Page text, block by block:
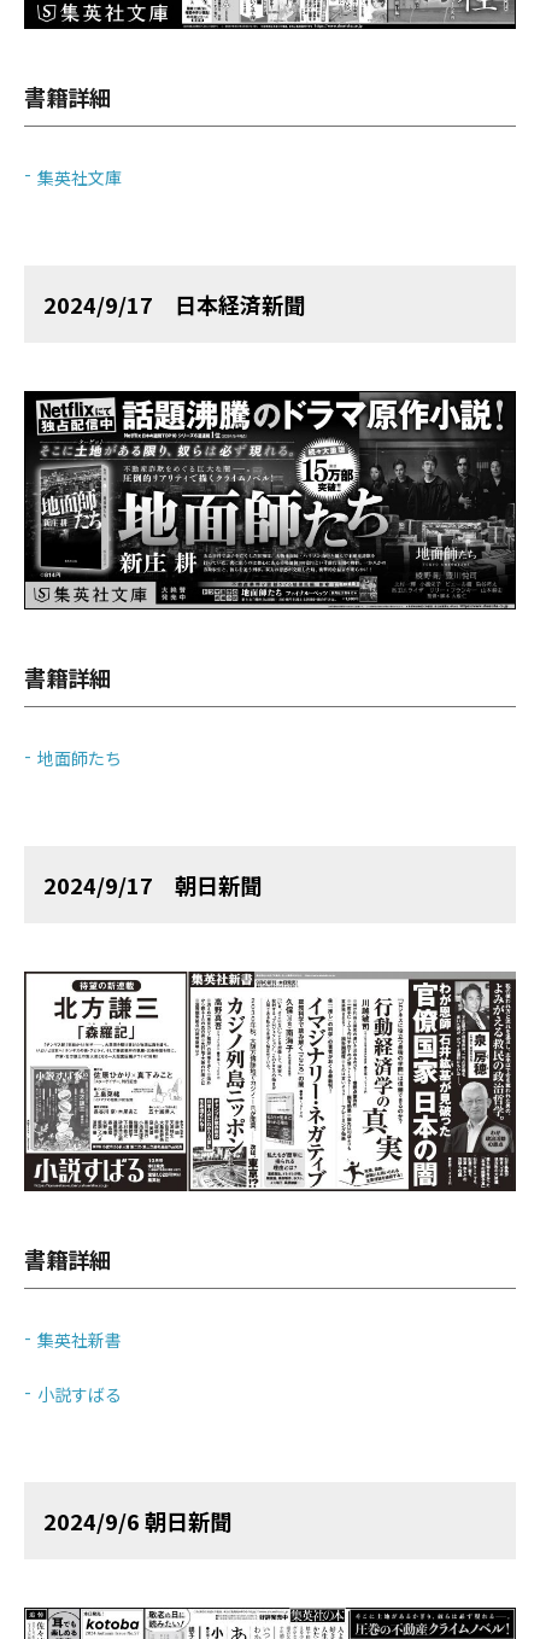
書籍詳細
集英社文庫
2024/9/17 日本経済新聞
書籍詳細
地面師たち
2024/9/17 朝日新聞
書籍詳細
集英社新書
小説すばる
2024/9/6 朝日新聞